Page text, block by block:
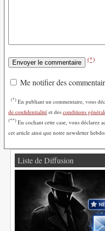
(*)
Me notifier des
(*) En publiant un commentaire, vous
de confidentialité et des conditions
(**) En cochant cette case, vous déclarez
cet article ainsi que notre newsletter
Liste de Diffusion